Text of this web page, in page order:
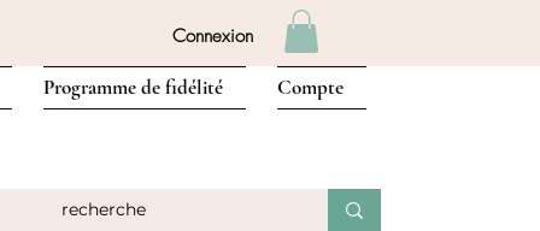
Connexion
Programme de fidélité Compte